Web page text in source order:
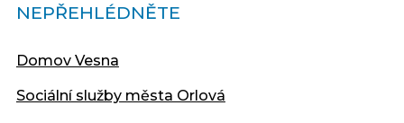
NEPŘEHLÉDNĚTE
Domov Vesna
Sociální služby města Orlová